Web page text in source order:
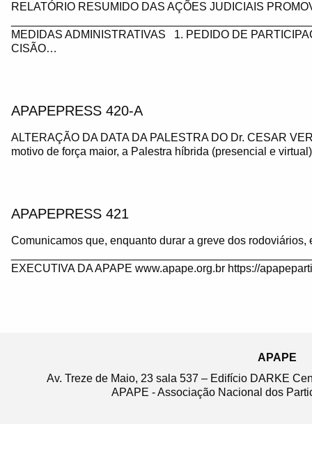
RELATÓRIO RESUMIDO DAS AÇÕES JUDICIAIS
MEDIDAS ADMINISTRATIVAS 1. PEDIDO DE
CISÃO…
APAPEPRESS 420-A
ALTERAÇÃO DA DATA DA PALESTRA DO Dr. CESAR
motivo de força maior, a Palestra híbrida (presencial e
APAPEPRESS 421
Comunicamos que, enquanto durar a greve dos
EXECUTIVA DA APAPE www.apape.org.br https://
APAPE
Av. Treze de Maio, 23 sala 537 – Edifício DARKE
APAPE - Associação Nacional dos